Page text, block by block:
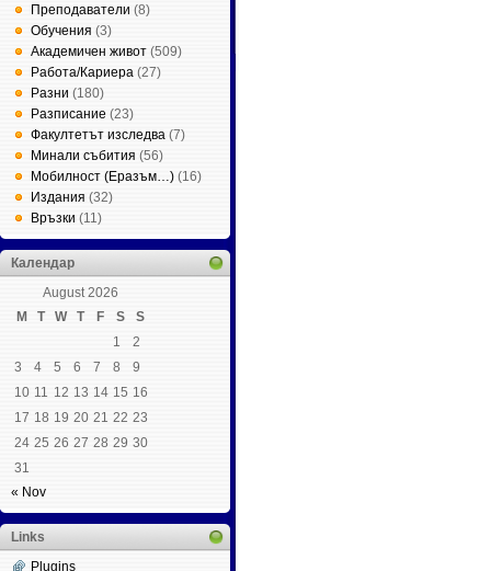
Преподаватели (8)
Обучения (3)
Академичен живот (509)
Работа/Кариера (27)
Разни (180)
Разписание (23)
Факултетът изследва (7)
Минали събития (56)
Мобилност (Еразъм…) (16)
Издания (32)
Връзки (11)
Календар
August 2026
M
T W T F S
S
1
2
3
4 5 6 7 8
9
10 11 12 13 14 15 16
17 18 19 20 21 22 23
24 25 26 27 28 29 30
31
« Nov
Links
Plugins